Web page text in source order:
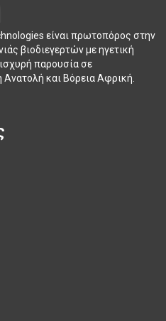
είναι πρωτοπόρος στην
βιοδιεγερτών με ηγετική
παρουσία σε
και Βόρεια Αφρική.